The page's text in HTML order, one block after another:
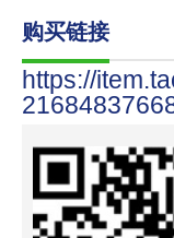
购买链接
https://